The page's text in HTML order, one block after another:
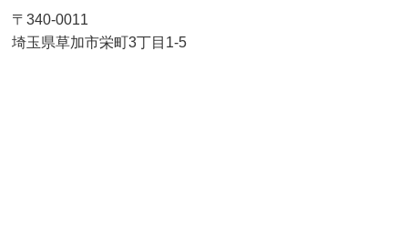
〒340-0011
埼玉県草加市栄町3丁目1-5